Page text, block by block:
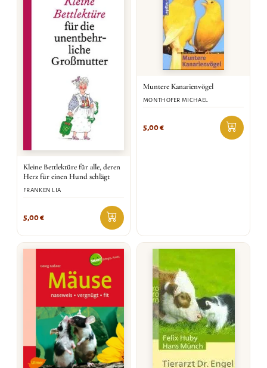
Kleine Bettlektüre für alle, deren
Herz für einen Hund schlägt
FRANKEN LIA
5,00€
Muntere Kanarienvögel
MONTHOFER MICHAEL
5,00€